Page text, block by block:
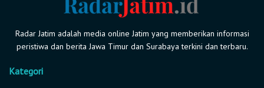
Radar Jatim adalah media online Jatim yang memberikan informasi
peristiwa dan berita Jawa Timur dan Surabaya terkini dan terbaru.
Kategori